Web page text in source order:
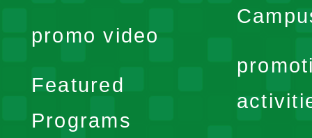
promo video
Featured
Programs